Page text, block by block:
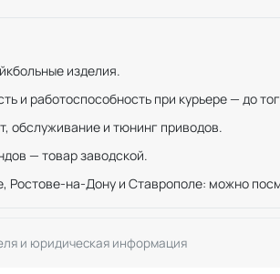
изделия.
и работоспособность при курьере — до
обслуживание и тюнинг приводов.
— товар заводской.
Ростове-на-Дону и Ставрополе: можно
и юридическая информация